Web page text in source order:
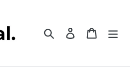
検索 ログインカート